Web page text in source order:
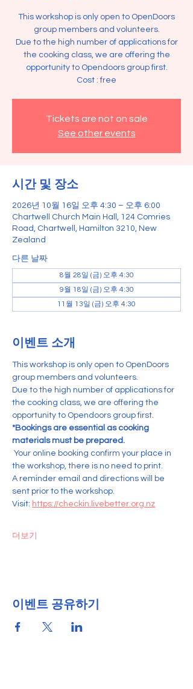
This workshop is only open to OpenDoors
group members and volunteers.
Due to the high number of applications for
the cooking class, we are offering the
opportunity to Opendoors group first.
Cost : free
Tickets are not on sale
See other events
시간 및 장소
2026년 10월 16일 오후 4:30 – 오후 6:00
Chartwell Church Main Hall, 124 Comries
Road, Chartwell, Hamilton 3210, New
Zealand
다른 날짜
8월 28일 (금) 오후 4:30
9월 18일 (금) 오후 4:30
11월 13일 (금) 오후 4:30
이벤트 소개
This workshop is only open to OpenDoors
group members and volunteers.
Due to the high number of applications for
the cooking class, we are offering the
opportunity to Opendoors group first.
*Bookings are essential as cooking
materials must be prepared.
the workshop, there is no need to print.
A reminder email and directions will be
sent prior to the workshop.
Visit: https://checkin.livebetter.org.nz
더보기
이벤트 공유하기